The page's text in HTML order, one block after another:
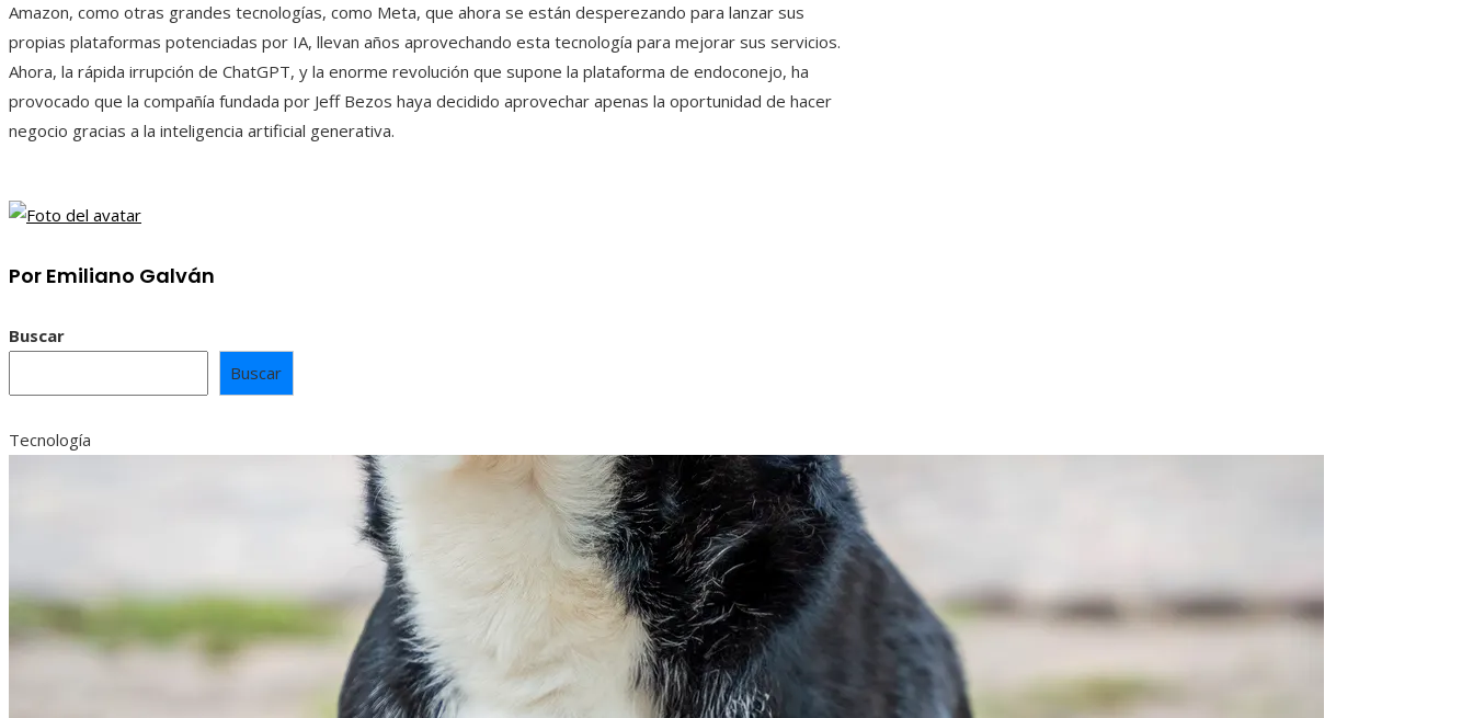
Amazon, como otras grandes tecnologías, como Meta, que ahora se están desperezando para lanzar sus
propias plataformas potenciadas por IA, llevan años aprovechando esta tecnología para mejorar sus servicios.
Ahora, la rápida irrupción de ChatGPT, y la enorme revolución que supone la plataforma de endoconejo, ha
provocado que la compañía fundada por Jeff Bezos haya decidido aprovechar apenas la oportunidad de hacer
negocio gracias a la inteligencia artificial generativa.
Por Emiliano Galván
Buscar
Buscar
Tecnología